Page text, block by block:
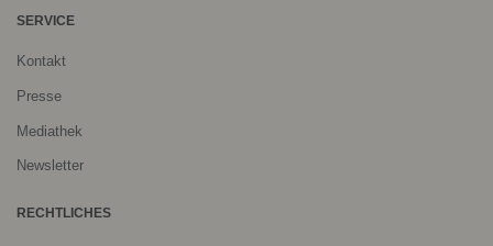
SERVICE
Kontakt
Presse
Mediathek
Newsletter
RECHTLICHES